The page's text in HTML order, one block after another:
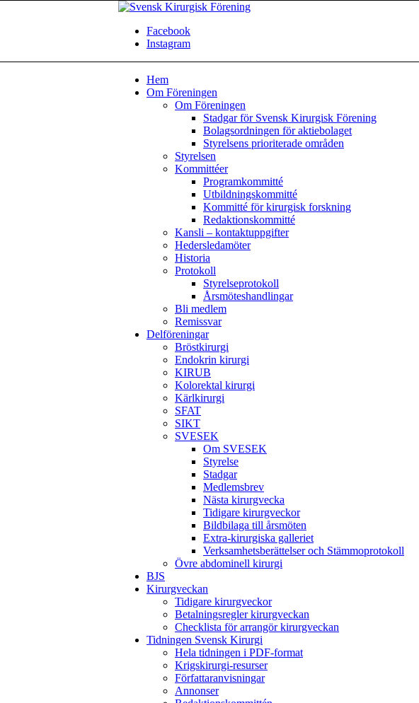
Facebook
Instagram
Hem
Om Föreningen
Om Föreningen
Stadgar för Svensk Kirurgisk Förening
Bolagsordningen för aktiebolaget
Styrelsens prioriterade områden
Styrelsen
Kommittéer
Programkommitté
Utbildningskommitté
Kommitté för kirurgisk forskning
Redaktionskommitté
Kansli – kontaktuppgifter
Hedersledamöter
Historia
Protokoll
Styrelseprotokoll
Årsmöteshandlingar
Bli medlem
Remissvar
Delföreningar
Bröstkirurgi
Endokrin kirurgi
KIRUB
Kolorektal kirurgi
Kärlkirurgi
SFAT
SIKT
SVESEK
Om SVESEK
Styrelse
Stadgar
Medlemsbrev
Nästa kirurgvecka
Tidigare kirurgveckor
Bildbilaga till årsmöten
Extra-kirurgiska galleriet
Verksamhetsberättelser och Stämmoprotokoll
Övre abdominell kirurgi
BJS
Kirurgveckan
Tidigare kirurgveckor
Betalningsregler kirurgveckan
Checklista för arrangör kirurgveckan
Tidningen Svensk Kirurgi
Hela tidningen i PDF-format
Krigskirurgi-resurser
Författaranvisningar
Annonser